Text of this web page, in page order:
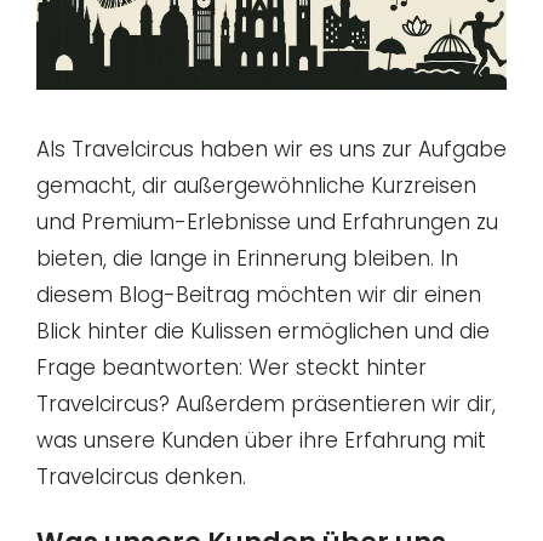
Als Travelcircus haben wir es uns zur Aufgabe
gemacht, dir außergewöhnliche Kurzreisen
und Premium-Erlebnisse und Erfahrungen zu
bieten, die lange in Erinnerung bleiben. In
diesem Blog-Beitrag möchten wir dir einen
Blick hinter die Kulissen ermöglichen und die
Frage beantworten: Wer steckt hinter
Travelcircus? Außerdem präsentieren wir dir,
was unsere Kunden über ihre Erfahrung mit
Travelcircus denken.